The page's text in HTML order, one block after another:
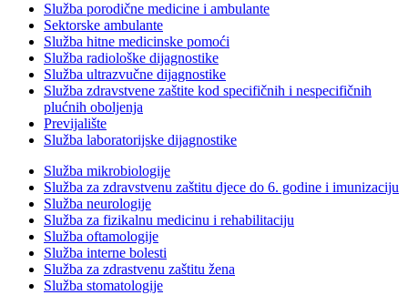
Služba porodične medicine i ambulante
Sektorske ambulante
Služba hitne medicinske pomoći
Služba radiološke dijagnostike
Služba ultrazvučne dijagnostike
Služba zdravstvene zaštite kod specifičnih i nespecifičnih
plućnih oboljenja
Previjalište
Služba laboratorijske dijagnostike
Služba mikrobiologije
Služba za zdravstvenu zaštitu djece do 6. godine i imunizaciju
Služba neurologije
Služba za fizikalnu medicinu i rehabilitaciju
Služba oftamologije
Služba interne bolesti
Služba za zdrastvenu zaštitu žena
Služba stomatologije